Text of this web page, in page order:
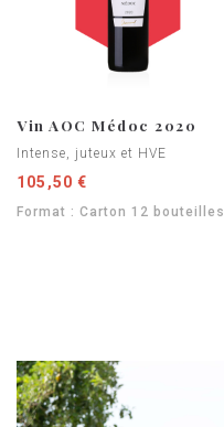
Vin AOC Médoc 2020
Intense, juteux et HVE
105,50 €
Format : Carton 12 bouteilles